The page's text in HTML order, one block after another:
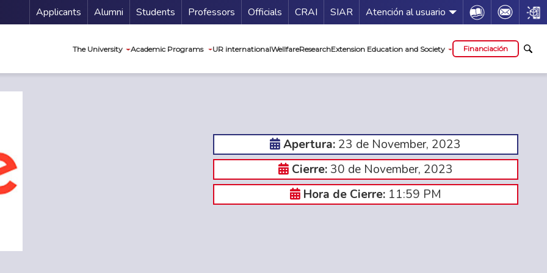
Menu Secundario
Applicants Alumni Students Professors Officials Guía de servicios
CRAI SIAR Atención al usuario Icon Icon Icon
The University Academic Programs UR internationalWellfareResearchExtension Education and Society Financiación
Apertura: 23 de November, 2023
Cierre: 30 de November, 2023
Hora de Cierre: 11:59 PM